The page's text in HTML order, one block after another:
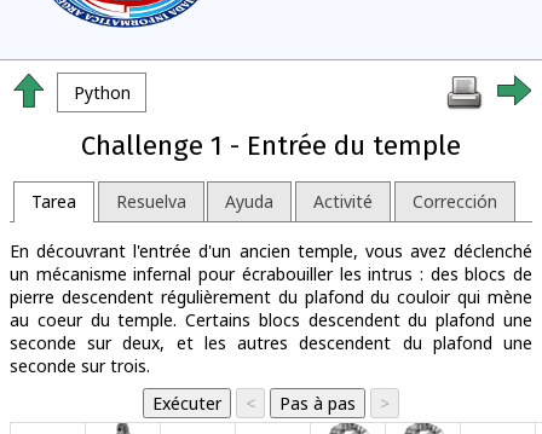
Python
Challenge 1 - Entrée du temple
Tarea Resuelva Ayuda Activité Corrección
En découvrant l'entrée d'un ancien temple, vous avez déclenché
un mécanisme infernal pour écrabouiller les intrus : des blocs de
pierre descendent régulièrement du plafond du couloir qui mène
au coeur du temple. Certains blocs descendent du plafond une
seconde sur deux, et les autres descendent du plafond une
seconde sur trois.